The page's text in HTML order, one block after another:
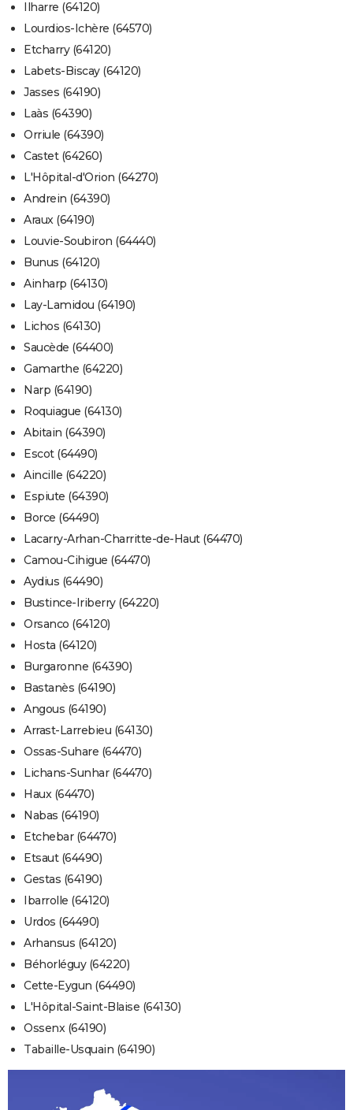
Ilharre (64120)
Lourdios-Ichère (64570)
Etcharry (64120)
Labets-Biscay (64120)
Jasses (64190)
Laàs (64390)
Orriule (64390)
Castet (64260)
L'Hôpital-d'Orion (64270)
Andrein (64390)
Araux (64190)
Louvie-Soubiron (64440)
Bunus (64120)
Ainharp (64130)
Lay-Lamidou (64190)
Lichos (64130)
Saucède (64400)
Gamarthe (64220)
Narp (64190)
Roquiague (64130)
Abitain (64390)
Escot (64490)
Aincille (64220)
Espiute (64390)
Borce (64490)
Lacarry-Arhan-Charritte-de-Haut (64470)
Camou-Cihigue (64470)
Aydius (64490)
Bustince-Iriberry (64220)
Orsanco (64120)
Hosta (64120)
Burgaronne (64390)
Bastanès (64190)
Angous (64190)
Arrast-Larrebieu (64130)
Ossas-Suhare (64470)
Lichans-Sunhar (64470)
Haux (64470)
Nabas (64190)
Etchebar (64470)
Etsaut (64490)
Gestas (64190)
Ibarrolle (64120)
Urdos (64490)
Arhansus (64120)
Béhorléguy (64220)
Cette-Eygun (64490)
L'Hôpital-Saint-Blaise (64130)
Ossenx (64190)
Tabaille-Usquain (64190)